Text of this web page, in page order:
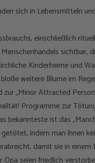
sich in Lebensmitteln
einschließlich
sichtbar,
Kinderheime und
weitere Blume im
„Minor Attracted
Programme zur
bekannteste ist das
indem man ihnen
damit sie in
seien friedlich